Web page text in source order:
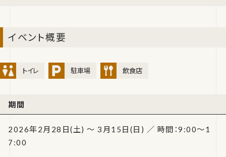
イベント概要
トイレ 駐車場 飲食店
期間
2026年2月28日(土) ～ 3月15日(日) ／ 時間：9:00～1
7:00